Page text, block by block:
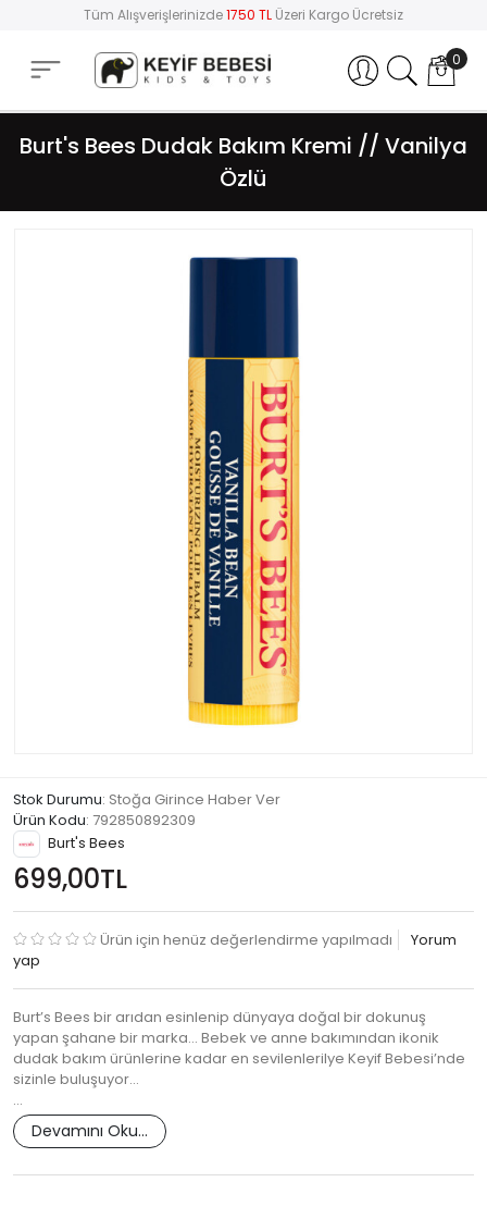
Tüm Alışverişlerinizde1750 TL Üzeri Kargo Ücretsiz
Hesabım 0
Burt's Bees Dudak Bakım Kremi // Vanilya
Özlü
Stok Durumu: Stoğa Girince Haber Ver
Ürün Kodu: 792850892309
Burt's Bees
699,00TL
Ürün için henüz değerlendirme yapılmadı
Yorum
yap
Burt’s Bees bir arıdan esinlenip dünyaya doğal bir dokunuş
yapan şahane bir marka… Bebek ve anne bakımından ikonik
dudak bakım ürünlerine kadar en sevilenlerilye Keyif Bebesi’nde
sizinle buluşuyor…
…
Devamını Oku...